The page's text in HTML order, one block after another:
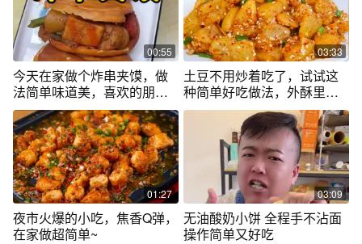
00:55
今天在家做个炸串夹馍，做
法简单味道美，喜欢的朋友
赶紧也试试吧#街边小吃 #炸
串夹馍 #妈呀太香了
03:33
土豆不用炒着吃了，试试这
种简单好吃做法，外酥里糯
太美味了
01:27
夜市火爆的小吃，焦香Q弹，
在家做超简单~
03:09
无油酸奶小饼 全程手不沾面
操作简单又好吃